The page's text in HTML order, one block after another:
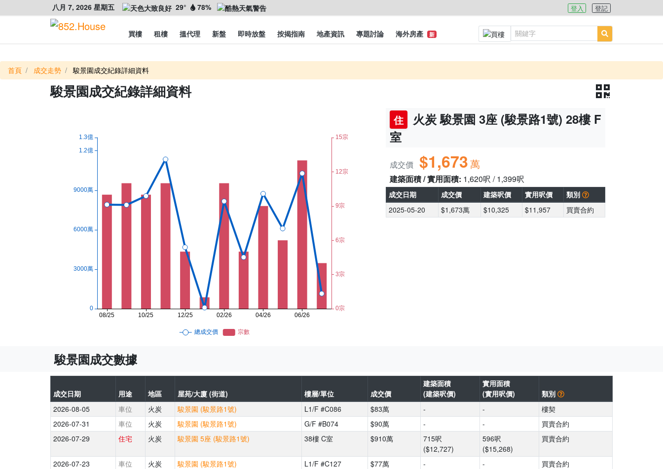
八月 7, 2026 星期五 29° 78% 登入 登記
買樓 租樓 搵代理 新盤 即時放盤 按揭指南 地產資訊 專題討論 海外房產 新
首頁 成交走勢 駿景園成交紀錄詳細資料
駿景園成交紀錄詳細資料
住
火炭 駿景園 3座 (駿景路1號) 28樓 F
室
成交價 $1,673萬
建築面積 / 實用面積: 1,620呎 / 1,399呎
成交日期 成交價 建築呎價 實用呎價
類別
2025-05-20
$1,673萬 $10,325 $11,957 買賣合約
駿景園成交數據
成交日期 用途 地區 屋苑/大廈 (街道) 樓層/單位 成交價
建築面積
(建築呎價)
實用面積
(實用呎價)
類別
2026-08-05
車位 火炭 駿景園 (駿景路1號) L1/F #C086 $83萬 - -
樓契
2026-07-31
車位 火炭 駿景園 (駿景路1號) G/F #B074 $90萬 - -
買賣合約
2026-07-29
住宅 火炭 駿景園 5座 (駿景路1號) 38樓 C室 $910萬
715呎
($12,727)
596呎
($15,268)
買賣合約
2026-07-23 車位 火炭 駿景園 (駿景路1號) L1/F #C127 $77萬 - -
買賣合約